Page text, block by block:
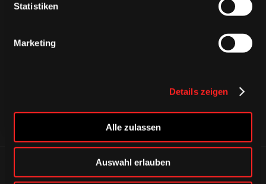
Statistiken
Marketing
Details zeigen
Alle zulassen
Auswahl erlauben
ÄHNLICHE NEWS